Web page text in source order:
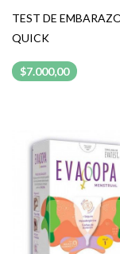
TEST DE
QUICK
$7.000,00